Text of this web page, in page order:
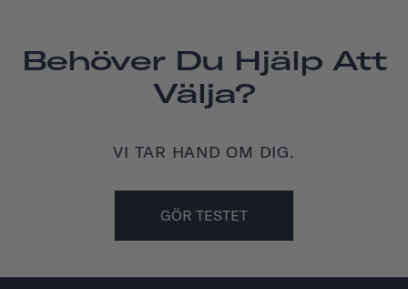
Behöver Du Hjälp Att
Välja?
VI TAR HAND OM DIG.
GÖR TESTET